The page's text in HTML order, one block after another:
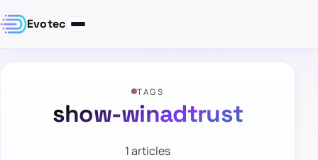
Evotec
TAGS
show-winadtrust
1 articles